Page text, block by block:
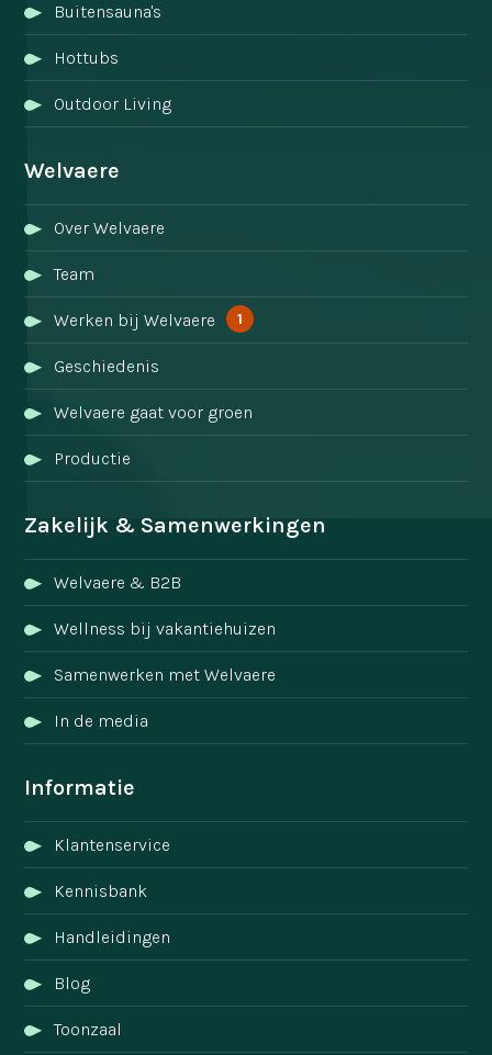
Buitensauna's
Hottubs
Outdoor Living
Welvaere
Over Welvaere
Team
Werken bij Welvaere 1
Geschiedenis
Welvaere gaat voor groen
Productie
Zakelijk & Samenwerkingen
Welvaere & B2B
Wellness bij vakantiehuizen
Samenwerken met Welvaere
In de media
Informatie
Klantenservice
Kennisbank
Handleidingen
Blog
Toonzaal